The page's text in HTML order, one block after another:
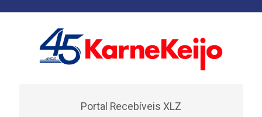
Portal Recebíveis XLZ